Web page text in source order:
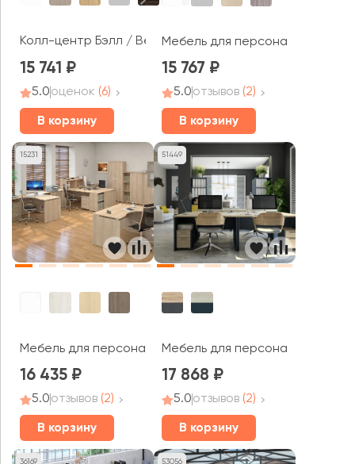
Колл-центр Бэлл / Bell
15 741
5.0оценок (6)
В корзину
Мебель для персонала
15 767
5.0отзывов (2)
В корзину
15231
Мебель для персонала Стайл Систем / Style System
16 435
5.0отзывов (2)
В корзину
51449
Мебель для персонала
17 868
5.0отзывов (2)
В корзину
36169 53056